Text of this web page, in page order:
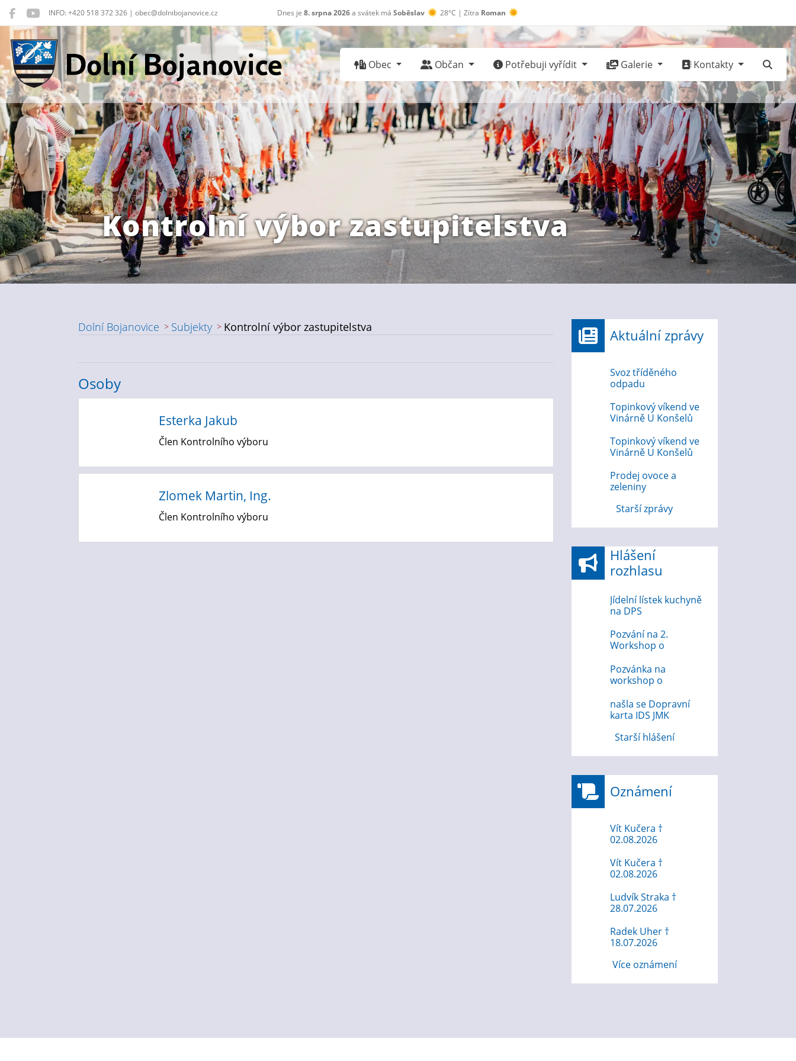
INFO: +420 518 372 326 | obec@dolnibojanovice.cz Dnes je 8. srpna 2026a svátek má Soběslav 28°C | Zítra Roman
30°C
Dolní Bojanovice
Obec Občan Potřebuji vyřídit Galerie Kontakty
Kontrolní výbor zastupitelstva
Dolní Bojanovice Subjekty Kontrolní výbor zastupitelstva
Osoby
Esterka Jakub
Člen Kontrolního výboru
Zlomek Martin, Ing.
Člen Kontrolního výboru
Aktuální zprávy
Svoz tříděného
odpadu
Topinkový víkend ve
Vinárně U Konšelů
Topinkový víkend ve
Vinárně U Konšelů
Prodej ovoce a
zeleniny
Starší zprávy
Hlášení
rozhlasu
Jídelní lístek kuchyně
na DPS
Pozvání na 2.
Workshop o
internetu
Pozvánka na
workshop o
internetu 12.8.2026
našla se Dopravní
karta IDS JMK
Starší hlášení
Oznámení
Vít Kučera †
02.08.2026
Vít Kučera †
02.08.2026
Ludvík Straka †
28.07.2026
Radek Uher †
18.07.2026
Více oznámení